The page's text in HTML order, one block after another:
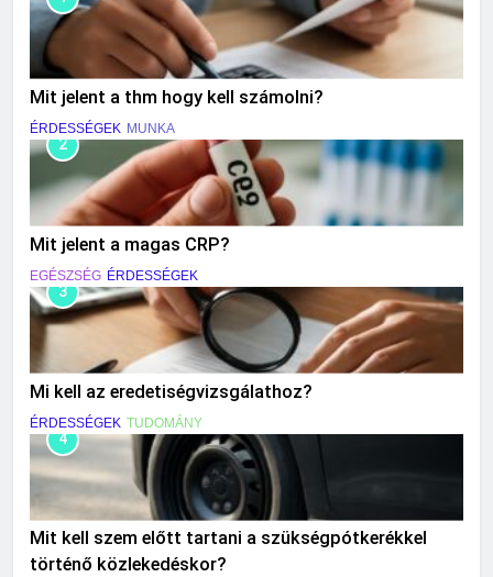
Mit jelent a thm hogy kell számolni?
ÉRDESSÉGEK MUNKA
2
Mit jelent a magas CRP?
EGÉSZSÉG ÉRDESSÉGEK
3
Mi kell az eredetiségvizsgálathoz?
ÉRDESSÉGEK TUDOMÁNY
4
Mit kell szem előtt tartani a szükségpótkerékkel
történő közlekedéskor?